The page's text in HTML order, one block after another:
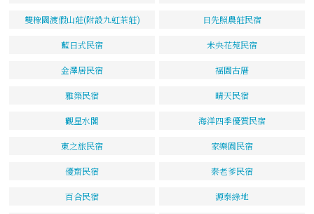
雙橡園渡假山莊(附設九虹茶莊) 日先照農莊民宿
藍日式民宿 未央花苑民宿
金澤居民宿 福園古厝
雅築民宿 晴天民宿
觀星水閣 海洋四季優質民宿
東之旅民宿 家樂園民宿
優齋民宿 秦老爹民宿
百合民宿 源泰綠地